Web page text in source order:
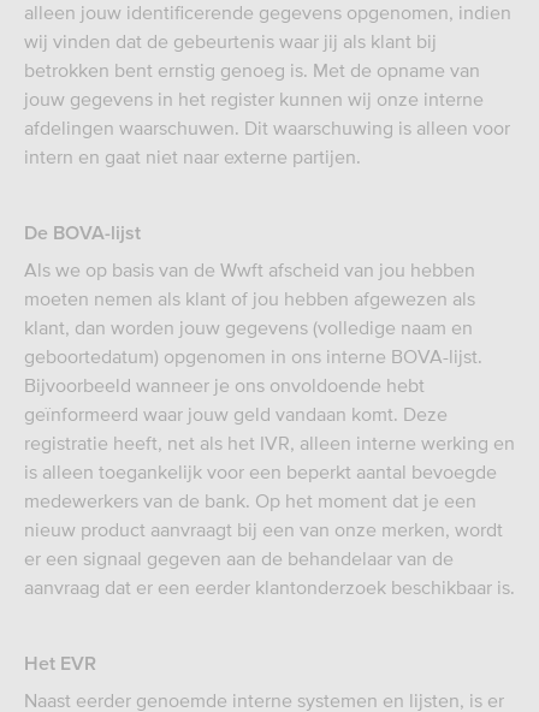
alleen jouw identificerende gegevens opgenomen, indien
wij vinden dat de gebeurtenis waar jij als klant bij
betrokken bent ernstig genoeg is. Met de opname van
jouw gegevens in het register kunnen wij onze interne
afdelingen waarschuwen. Dit waarschuwing is alleen voor
intern en gaat niet naar externe partijen.
De BOVA-lijst
Als we op basis van de Wwft afscheid van jou hebben
moeten nemen als klant of jou hebben afgewezen als
klant, dan worden jouw gegevens (volledige naam en
geboortedatum) opgenomen in ons interne BOVA-lijst.
Bijvoorbeeld wanneer je ons onvoldoende hebt
geïnformeerd waar jouw geld vandaan komt. Deze
registratie heeft, net als het IVR, alleen interne werking en
is alleen toegankelijk voor een beperkt aantal bevoegde
medewerkers van de bank. Op het moment dat je een
nieuw product aanvraagt bij een van onze merken, wordt
er een signaal gegeven aan de behandelaar van de
aanvraag dat er een eerder klantonderzoek beschikbaar is.
Het EVR
Naast eerder genoemde interne systemen en lijsten, is er